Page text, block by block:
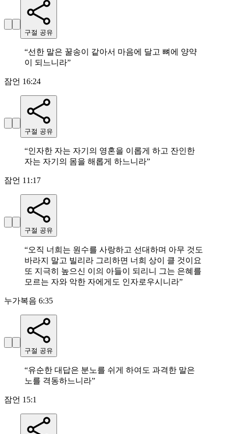
구절 공유
“선한 말은 꿀송이 같아서 마음에 달고 뼈에 양약
이 되느니라”
잠언 16:24
구절 공유
“인자한 자는 자기의 영혼을 이롭게 하고 잔인한
자는 자기의 몸을 해롭게 하느니라”
잠언 11:17
구절 공유
“오직 너희는 원수를 사랑하고 선대하며 아무 것도
바라지 말고 빌리라 그리하면 너희 상이 클 것이요
또 지극히 높으신 이의 아들이 되리니 그는 은혜를
모르는 자와 악한 자에게도 인자로우시니라”
누가복음 6:35
구절 공유
“유순한 대답은 분노를 쉬게 하여도 과격한 말은
노를 격동하느니라”
잠언 15:1